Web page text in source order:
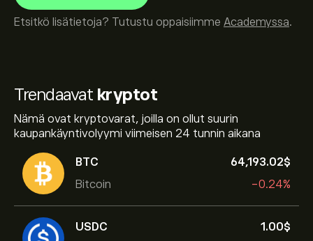
Trendaavat kryptot
Nämä ovat kryptovarat, joilla on ollut suurin
kaupankäyntivolyymi viimeisen 24 tunnin aikana
BTC
Bitcoin
64,193.02‎$‎
-0.24%
USDC
1.00‎$‎
Etsitkö lisätietoja? Tutustu oppaisiimme Academyssa.